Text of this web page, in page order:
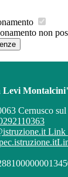
non
Cernusco
Link